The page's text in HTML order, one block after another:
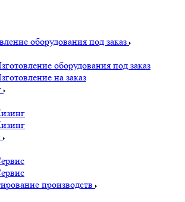
оборудования под заказ
оборудования под заказ
на заказ
производств